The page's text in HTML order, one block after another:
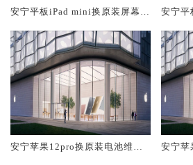
安宁平板iPad mini换原装屏幕服
安宁平
安宁苹果12pro换原装电池维修
安宁苹